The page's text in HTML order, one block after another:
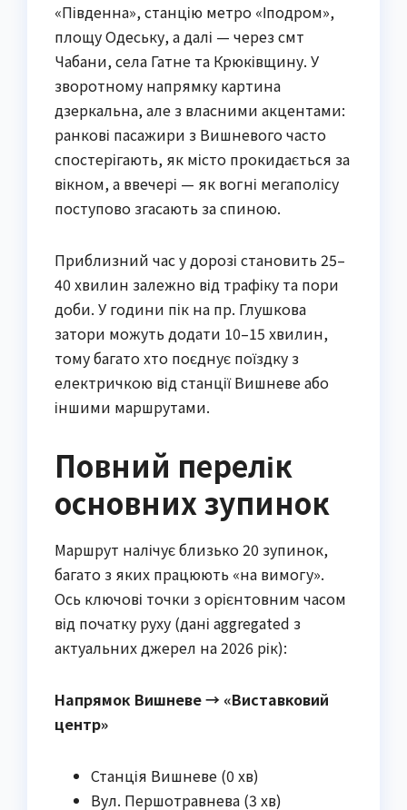
«Південна», станцію метро «Іподром»,
площу Одеську, а далі — через смт
Чабани, села Гатне та Крюківщину. У
зворотному напрямку картина
дзеркальна, але з власними акцентами:
ранкові пасажири з Вишневого часто
спостерігають, як місто прокидається за
вікном, а ввечері — як вогні мегаполісу
поступово згасають за спиною.
Приблизний час у дорозі становить 25–
40 хвилин залежно від трафіку та пори
доби. У години пік на пр. Глушкова
затори можуть додати 10–15 хвилин,
тому багато хто поєднує поїздку з
електричкою від станції Вишневе або
іншими маршрутами.
Повний перелік
основних зупинок
Маршрут налічує близько 20 зупинок,
багато з яких працюють «на вимогу».
Ось ключові точки з орієнтовним часом
від початку руху (дані aggregated з
актуальних джерел на 2026 рік):
Напрямок Вишневе → «Виставковий
центр»
Станція Вишневе (0 хв)
Вул. Першотравнева (3 хв)